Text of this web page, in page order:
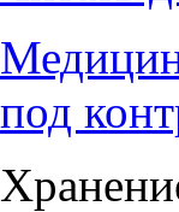
под